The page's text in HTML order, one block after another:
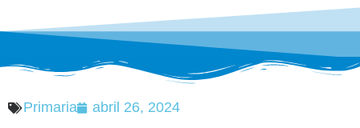
Primaria abril 26, 2024